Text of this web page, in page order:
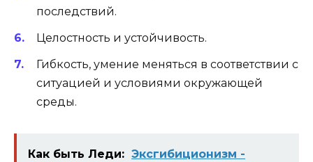
последствий.
Целостность и устойчивость.
Гибкость, умение меняться в соответствии с
ситуацией и условиями окружающей
среды.
Как быть Леди: Эксгибиционизм -